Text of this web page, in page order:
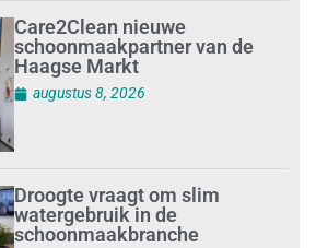
Care2Clean nieuwe
schoonmaakpartner van de
Haagse Markt
augustus 8, 2026
Droogte vraagt om slim
watergebruik in de
schoonmaakbranche